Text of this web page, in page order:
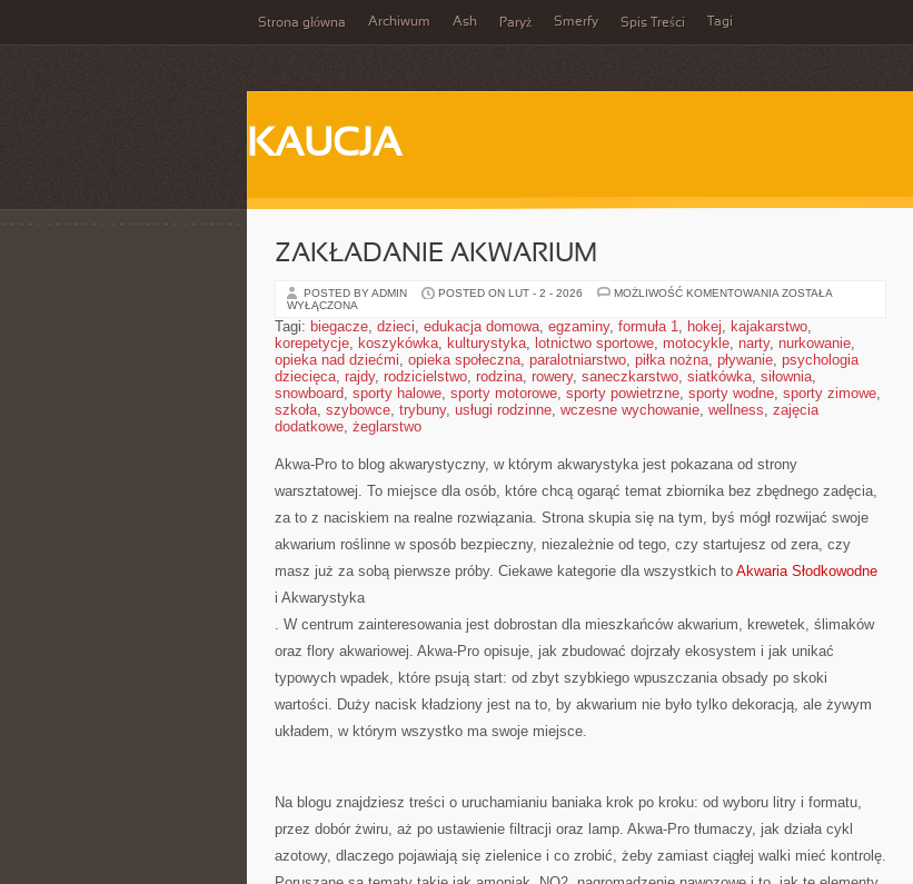
Strona główna Archiwum Ash Paryż Smerfy Spis Treści Tagi
KAUCJA
ZAKŁADANIE AKWARIUM
POSTED BY ADMIN POSTED ON LUT - 2 - 2026 MOŻLIWOŚĆ KOMENTOWANIA ZAKŁADANIE
ZOSTAŁA
WYŁĄCZONA
Tagi: biegacze, dzieci, edukacja domowa, egzaminy, formuła 1, hokej, kajakarstwo,
korepetycje, koszykówka, kulturystyka, lotnictwo sportowe, motocykle, narty, nurkowanie,
opieka nad dziećmi, opieka społeczna, paralotniarstwo, piłka nożna, pływanie, psychologia
dziecięca, rajdy, rodzicielstwo, rodzina, rowery, saneczkarstwo, siatkówka, siłownia,
snowboard, sporty halowe, sporty motorowe, sporty powietrzne, sporty wodne, sporty zimowe,
szkoła, szybowce, trybuny, usługi rodzinne, wczesne wychowanie, wellness, zajęcia
dodatkowe, żeglarstwo
Akwa-Pro to blog akwarystyczny, w którym akwarystyka jest pokazana od strony
warsztatowej. To miejsce dla osób, które chcą ogarąć temat zbiornika bez zbędnego zadęcia,
za to z naciskiem na realne rozwiązania. Strona skupia się na tym, byś mógł rozwijać swoje
akwarium roślinne w sposób bezpieczny, niezależnie od tego, czy startujesz od zera, czy
masz już za sobą pierwsze próby. Ciekawe kategorie dla wszystkich to Akwaria Słodkowodne
i Akwarystyka
. W centrum zainteresowania jest dobrostan dla mieszkańców akwarium, krewetek, ślimaków
oraz flory akwariowej. Akwa-Pro opisuje, jak zbudować dojrzały ekosystem i jak unikać
typowych wpadek, które psują start: od zbyt szybkiego wpuszczania obsady po skoki
wartości. Duży nacisk kładziony jest na to, by akwarium nie było tylko dekoracją, ale żywym
układem, w którym wszystko ma swoje miejsce.
Na blogu znajdziesz treści o uruchamianiu baniaka krok po kroku: od wyboru litry i formatu,
przez dobór żwiru, aż po ustawienie filtracji oraz lamp. Akwa-Pro tłumaczy, jak działa cykl
azotowy, dlaczego pojawiają się zielenice i co zrobić, żeby zamiast ciągłej walki mieć kontrolę.